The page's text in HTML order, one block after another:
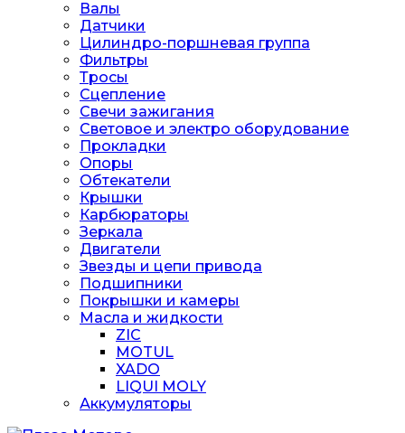
Валы
Датчики
Цилиндро-поршневая группа
Фильтры
Тросы
Сцепление
Свечи зажигания
Световое и электро оборудование
Прокладки
Опоры
Обтекатели
Крышки
Карбюраторы
Зеркала
Двигатели
Звезды и цепи привода
Подшипники
Покрышки и камеры
Масла и жидкости
ZIC
MOTUL
XADO
LIQUI MOLY
Аккумуляторы